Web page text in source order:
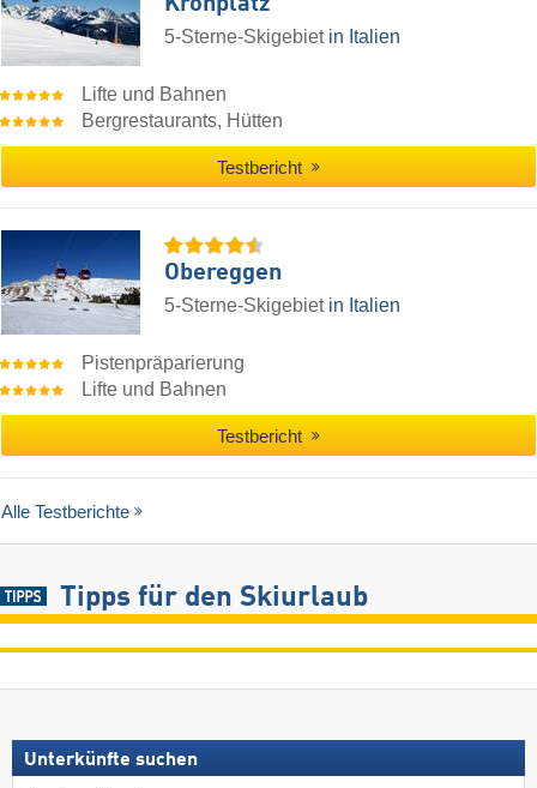
Kronplatz
5-Sterne-Skigebiet in Italien
Lifte und Bahnen
Bergrestaurants, Hütten
Testbericht
Obereggen
5-Sterne-Skigebiet in Italien
Pistenpräparierung
Lifte und Bahnen
Testbericht
Alle Testberichte
Tipps für den Skiurlaub
Unterkünfte suchen